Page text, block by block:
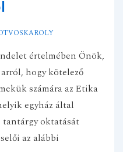
értelmében Önök,
hogy kötelező
számára az Etika
egyház által
tantárgy oktatását
az alábbi